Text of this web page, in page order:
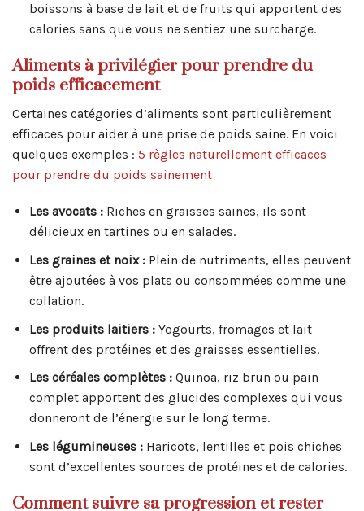
boissons à base de lait et de fruits qui apportent des
calories sans que vous ne sentiez une surcharge.
Aliments à privilégier pour prendre du
poids efficacement
Certaines catégories d’aliments sont particulièrement
efficaces pour aider à une prise de poids saine. En voici
quelques exemples : 5 règles naturellement efficaces
pour prendre du poids sainement
Les avocats :Riches en graisses saines, ils sont
délicieux en tartines ou en salades.
Les graines et noix :Plein de nutriments, elles peuvent
être ajoutées à vos plats ou consommées comme une
collation.
Les produits laitiers :Yogourts, fromages et lait
offrent des protéines et des graisses essentielles.
Les céréales complètes :Quinoa, riz brun ou pain
complet apportent des glucides complexes qui vous
donneront de l’énergie sur le long terme.
Les légumineuses :Haricots, lentilles et pois chiches
sont d’excellentes sources de protéines et de calories.
Comment suivre sa progression et rester